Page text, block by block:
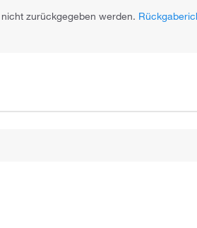
zurückgegeben werden.